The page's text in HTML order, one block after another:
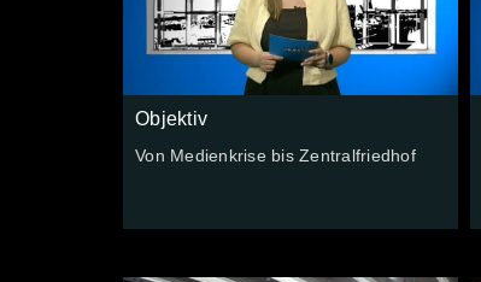
Objektiv
Von Medienkrise bis Zentralfriedhof